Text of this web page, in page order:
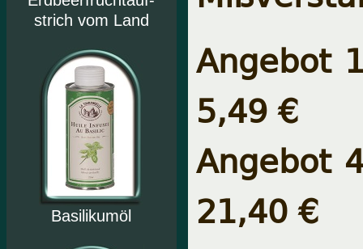
strich vom Land
Basilikumöl
Angebot
5,49 €
Angebot
21,40 €